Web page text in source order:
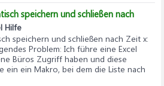
speichern und schließen nach
Hilfe
speichern und schließen nach Zeit x:
Problem: Ich führe eine Excel
Büros Zugriff haben und diese
ein ein Makro, bei dem die Liste nach